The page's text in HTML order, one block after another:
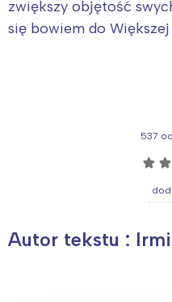
zwiększy objętość
się bowiem do
537
☆ ☆
Autor tekstu :